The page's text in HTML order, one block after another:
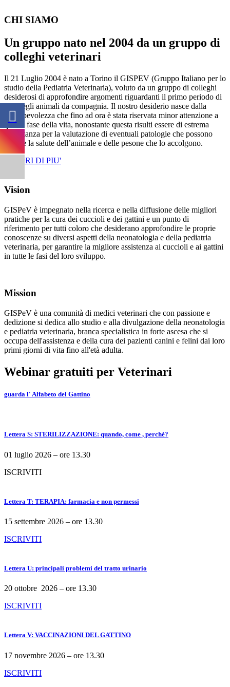
CHI SIAMO
Un gruppo nato nel 2004 da un gruppo di
colleghi veterinari
Il 21 Luglio 2004 è nato a Torino il GISPEV (Gruppo Italiano per lo
studio della Pediatria Veterinaria), voluto da un gruppo di colleghi
desiderosi di approfondire argomenti riguardanti il primo periodo di
vita degli animali da compagnia. Il nostro desiderio nasce dalla
consapevolezza che fino ad ora è stata riservata minor attenzione a
questa fase della vita, nonostante questa risulti essere di estrema
importanza per la valutazione di eventuali patologie che possono
minare la salute dell’animale e delle pesone che lo accolgono.
SCOPRI DI PIU'
Vision
GISPeV è impegnato nella ricerca e nella diffusione delle migliori
pratiche per la cura dei cuccioli e dei gattini e un punto di
riferimento per tutti coloro che desiderano approfondire le proprie
conoscenze su diversi aspetti della neonatologia e della pediatria
veterinaria, per garantire la migliore assistenza ai cuccioli e ai gattini
in tutte le fasi del loro sviluppo.
Mission
GISPeV è una comunità di medici veterinari che con passione e
dedizione si dedica allo studio e alla divulgazione della neonatologia
e pediatria veterinaria, branca specialistica in forte ascesa che si
occupa dell'assistenza e della cura dei pazienti canini e felini dai loro
primi giorni di vita fino all'età adulta.
Webinar gratuiti per Veterinari
guarda l' Alfabeto del Gattino
Lettera S: STERILIZZAZIONE: quando, come , perchè?
01 luglio 2026 – ore 13.30
ISCRIVITI
Lettera T: TERAPIA: farmacia e non permessi
15 settembre 2026 – ore 13.30
ISCRIVITI
Lettera U: principali problemi del tratto urinario
20 ottobre 2026 – ore 13.30
ISCRIVITI
Lettera V: VACCINAZIONI DEL GATTINO
17 novembre 2026 – ore 13.30
ISCRIVITI